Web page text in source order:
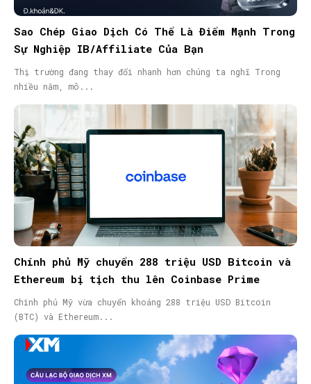
Sao Chép Giao Dịch Có Thể Là Điểm Mạnh Trong
Sự Nghiệp IB/Affiliate Của Bạn
Thị trường đang thay đổi nhanh hơn chúng ta nghĩ Trong
nhiều năm, mô...
Chính phủ Mỹ chuyển 288 triệu USD Bitcoin và
Ethereum bị tịch thu lên Coinbase Prime
Chính phủ Mỹ vừa chuyển khoảng 288 triệu USD Bitcoin
(BTC) và Ethereum...